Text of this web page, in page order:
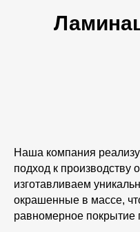
Наша компания
подход к производству
изготавливаем
окрашенные в массе,
равномерное покрытие